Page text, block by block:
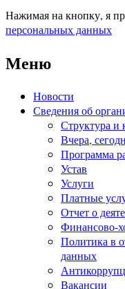
Нажимая на кнопку, я
персональных данных
Меню
Новости
Сведения об
Структура и
Вчера,
Программа
Устав
Услуги
Платные
Отчет о
Финансово-
Политика в
данных
Вакансии